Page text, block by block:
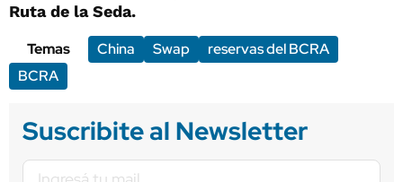
Ruta de la Seda.
Temas
China Swap
reservas del BCRA
BCRA
Suscribite al Newsletter